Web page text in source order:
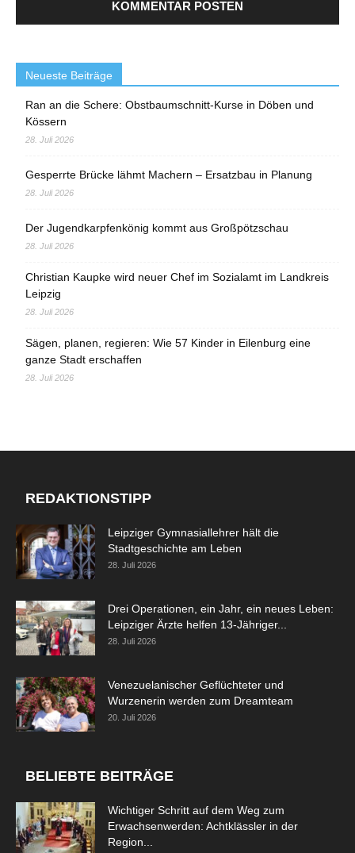
Neueste Beiträge
Ran an die Schere: Obstbaumschnitt-Kurse in Döben und
Kössern
28. Juli 2026
Gesperrte Brücke lähmt Machern – Ersatzbau in Planung
28. Juli 2026
Der Jugendkarpfenkönig kommt aus Großpötzschau
28. Juli 2026
Christian Kaupke wird neuer Chef im Sozialamt im Landkreis
Leipzig
28. Juli 2026
Sägen, planen, regieren: Wie 57 Kinder in Eilenburg eine
ganze Stadt erschaffen
28. Juli 2026
REDAKTIONSTIPP
Leipziger Gymnasiallehrer hält die
Stadtgeschichte am Leben
28. Juli 2026
Drei Operationen, ein Jahr, ein neues Leben:
Leipziger Ärzte helfen 13-Jähriger...
28. Juli 2026
Venezuelanischer Geflüchteter und
Wurzenerin werden zum Dreamteam
20. Juli 2026
BELIEBTE BEITRÄGE
Wichtiger Schritt auf dem Weg zum
Erwachsenwerden: Achtklässler in der
Region...